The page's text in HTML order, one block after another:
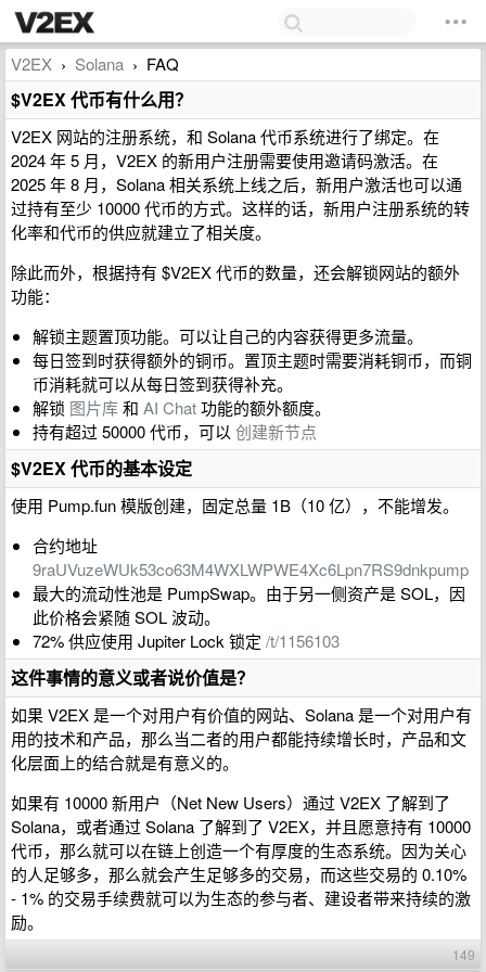
V2EX › Solana › FAQ
$V2EX 代币有什么用？
V2EX 网站的注册系统，和 Solana 代币系统进行了绑定。在
2024 年 5 月，V2EX 的新用户注册需要使用邀请码激活。在
2025 年 8 月，Solana 相关系统上线之后，新用户激活也可以通
过持有至少 10000 代币的方式。这样的话，新用户注册系统的转
化率和代币的供应就建立了相关度。
除此而外，根据持有 $V2EX 代币的数量，还会解锁网站的额外
功能：
解锁主题置顶功能。可以让自己的内容获得更多流量。
每日签到时获得额外的铜币。置顶主题时需要消耗铜币，而铜
币消耗就可以从每日签到获得补充。
解锁 图片库和 AI Chat功能的额外额度。
持有超过 50000 代币，可以 创建新节点
$V2EX 代币的基本设定
使用 Pump.fun 模版创建，固定总量 1B（10 亿），不能增发。
合约地址
9raUVuzeWUk53co63M4WXLWPWE4Xc6Lpn7RS9dnkpump
最大的流动性池是 PumpSwap。由于另一侧资产是 SOL，因
此价格会紧随 SOL 波动。
72% 供应使用 Jupiter Lock 锁定 /t/1156103
这件事情的意义或者说价值是？
如果 V2EX 是一个对用户有价值的网站、Solana 是一个对用户有
用的技术和产品，那么当二者的用户都能持续增长时，产品和文
化层面上的结合就是有意义的。
如果有 10000 新用户（Net New Users）通过 V2EX 了解到了
Solana，或者通过 Solana 了解到了 V2EX，并且愿意持有 10000
代币，那么就可以在链上创造一个有厚度的生态系统。因为关心
的人足够多，那么就会产生足够多的交易，而这些交易的 0.10%
- 1% 的交易手续费就可以为生态的参与者、建设者带来持续的激
励。
149